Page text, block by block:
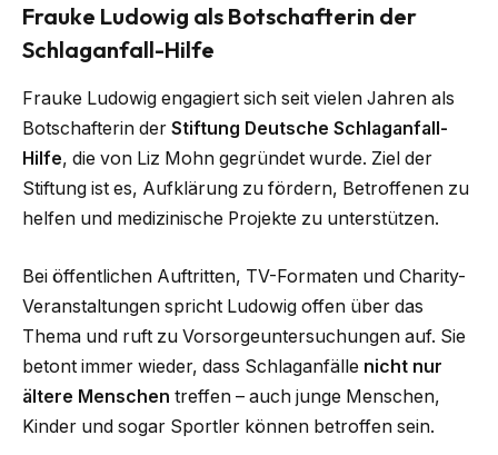
Frauke Ludowig als Botschafterin der
Schlaganfall-Hilfe
Frauke Ludowig engagiert sich seit vielen Jahren als
Botschafterin der Stiftung Deutsche Schlaganfall-
Hilfe, die von Liz Mohn gegründet wurde. Ziel der
Stiftung ist es, Aufklärung zu fördern, Betroffenen zu
helfen und medizinische Projekte zu unterstützen.
Bei öffentlichen Auftritten, TV-Formaten und Charity-
Veranstaltungen spricht Ludowig offen über das
Thema und ruft zu Vorsorgeuntersuchungen auf. Sie
betont immer wieder, dass Schlaganfälle nicht nur
ältere Menschen treffen – auch junge Menschen,
Kinder und sogar Sportler können betroffen sein.